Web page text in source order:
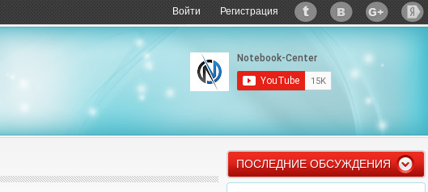
Войти Регистрация
ПОСЛЕДНИЕ ОБСУЖДЕНИЯ